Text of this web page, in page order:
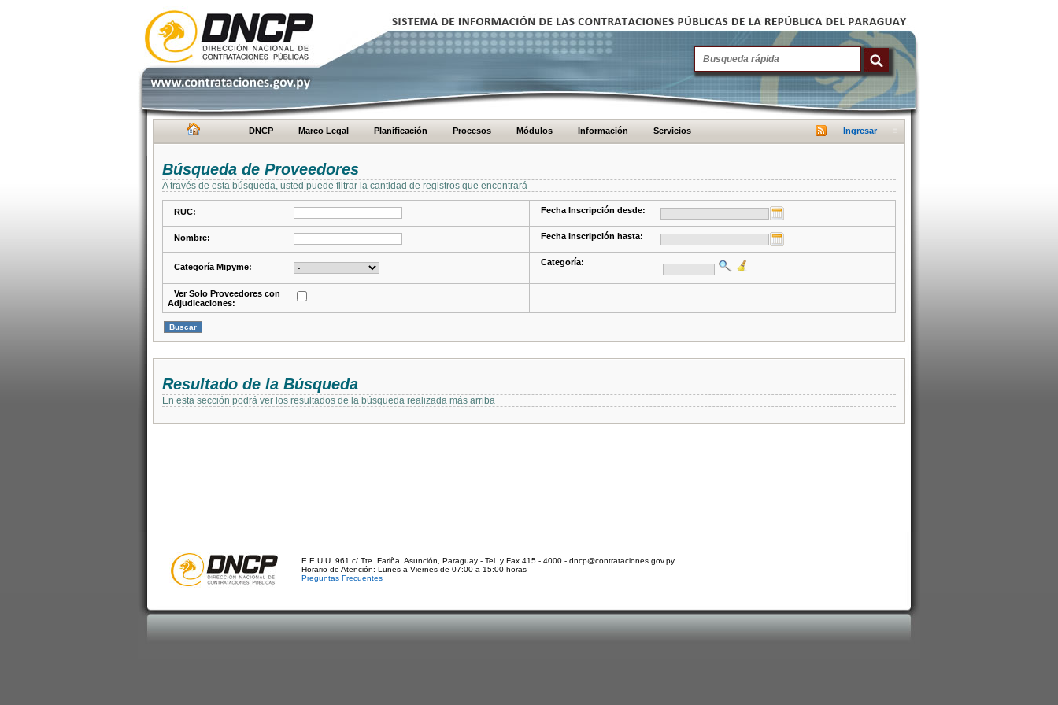
DNCP Marco Legal Planificación Procesos Módulos Información Servicios Ingresar
Búsqueda de Proveedores
A través de esta búsqueda, usted puede filtrar la cantidad de registros que encontrará
RUC: Fecha Inscripción desde:
Nombre: Fecha Inscripción hasta:
Categoría Mipyme: Categoría:
Ver Solo Proveedores con
Adjudicaciones:
Resultado de la Búsqueda
En esta sección podrá ver los resultados de la búsqueda realizada más arriba
E.E.U.U. 961 c/ Tte. Fariña. Asunción, Paraguay - Tel. y Fax 415 - 4000 - dncp@contrataciones.gov.py
Horario de Atención: Lunes a Viernes de 07:00 a 15:00 horas
Preguntas Frecuentes